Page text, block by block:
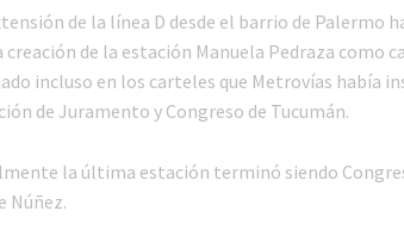
de la línea D desde el barrio de Palermo
de la estación Manuela Pedraza como
incluso en los carteles que Metrovías había
de Juramento y Congreso de Tucumán.
la última estación terminó siendo
Núñez.